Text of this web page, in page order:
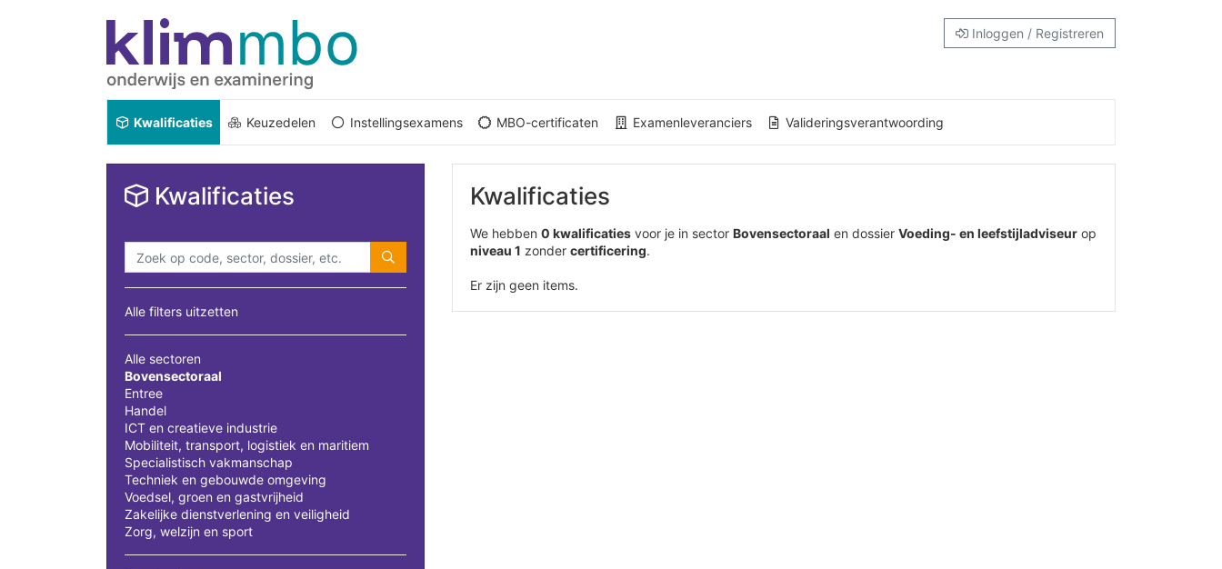
Inloggen / Registreren
Kwalificaties Keuzedelen Instellingsexamens MBO-certificaten Examenleveranciers Valideringsverantwoording
Kwalificaties
Alle filters uitzetten
Alle sectoren
Bovensectoraal
Entree
Handel
ICT en creatieve industrie
Mobiliteit, transport, logistiek en maritiem
Specialistisch vakmanschap
Techniek en gebouwde omgeving
Voedsel, groen en gastvrijheid
Zakelijke dienstverlening en veiligheid
Zorg, welzijn en sport
Kwalificaties
We hebben 0 kwalificaties voor je in sector Bovensectoraal en dossier Voeding- en leefstijladviseur op
niveau 1 zonder certificering.
Er zijn geen items.